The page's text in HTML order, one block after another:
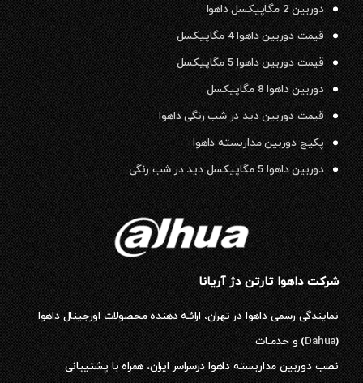
دوربین 2 مگاپیکسل داهوا
قیمت دوربین داهوا 4 مگاپیکسل
قیمت دوربین داهوا 5 مگاپیکسل
دوربین داهوا 8 مگاپیکسل
قیمت دوربین دید در شب رنگی داهوا
پکیج دوربین مداربسته داهوا
دوربین داهوا 5 مگاپیکسل دید در شب رنگی
شرکت داهوا تارتن دژ آریانا
نمایندگی رسمی داهوا در تهران، ارائـه دهنده محصولات اورجینال داهوا
(
Dahua) و خدمـات
نصب دوربین مداربسته داهوا درسراسر ایران، همراه با پشتیبانی